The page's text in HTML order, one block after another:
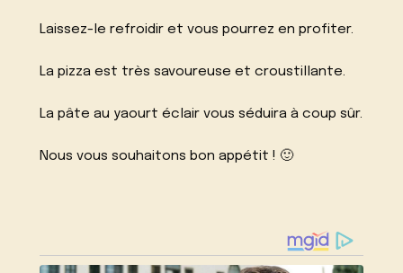
Laissez-le refroidir et vous pourrez en profiter.
La pizza est très savoureuse et croustillante.
La pâte au yaourt éclair vous séduira à coup sûr.
Nous vous souhaitons bon appétit ! 🙂